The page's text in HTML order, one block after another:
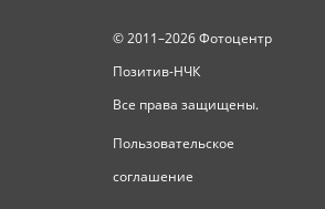
© 2011–2026 Фотоцентр
Позитив-НЧК
Все права защищены.
Пользовательское
соглашение